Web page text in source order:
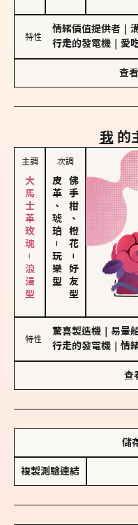
特性
情緒價值提供者
行走的發電機
愛
查看
我 的
主調
大馬士革玫瑰－浪漫型
次調
皮革、琥珀
－
玩樂型
佛手柑、橙花
－
好友型
特性
驚喜製造機 易暈
行走的發電機
情
查
儲
複製測驗連結